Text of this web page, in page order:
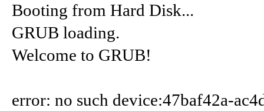
Booting from Hard Disk...
GRUB loading.
Welcome to GRUB!
error: no such device:47baf42a-